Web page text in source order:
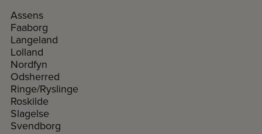
Assens
Faaborg
Langeland
Lolland
Nordfyn
Odsherred
Ringe/Ryslinge
Roskilde
Slagelse
Svendborg